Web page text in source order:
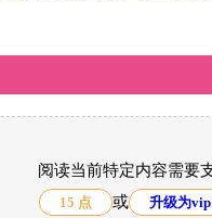
阅读当前特定内容需要
15 点 或 升级为vip